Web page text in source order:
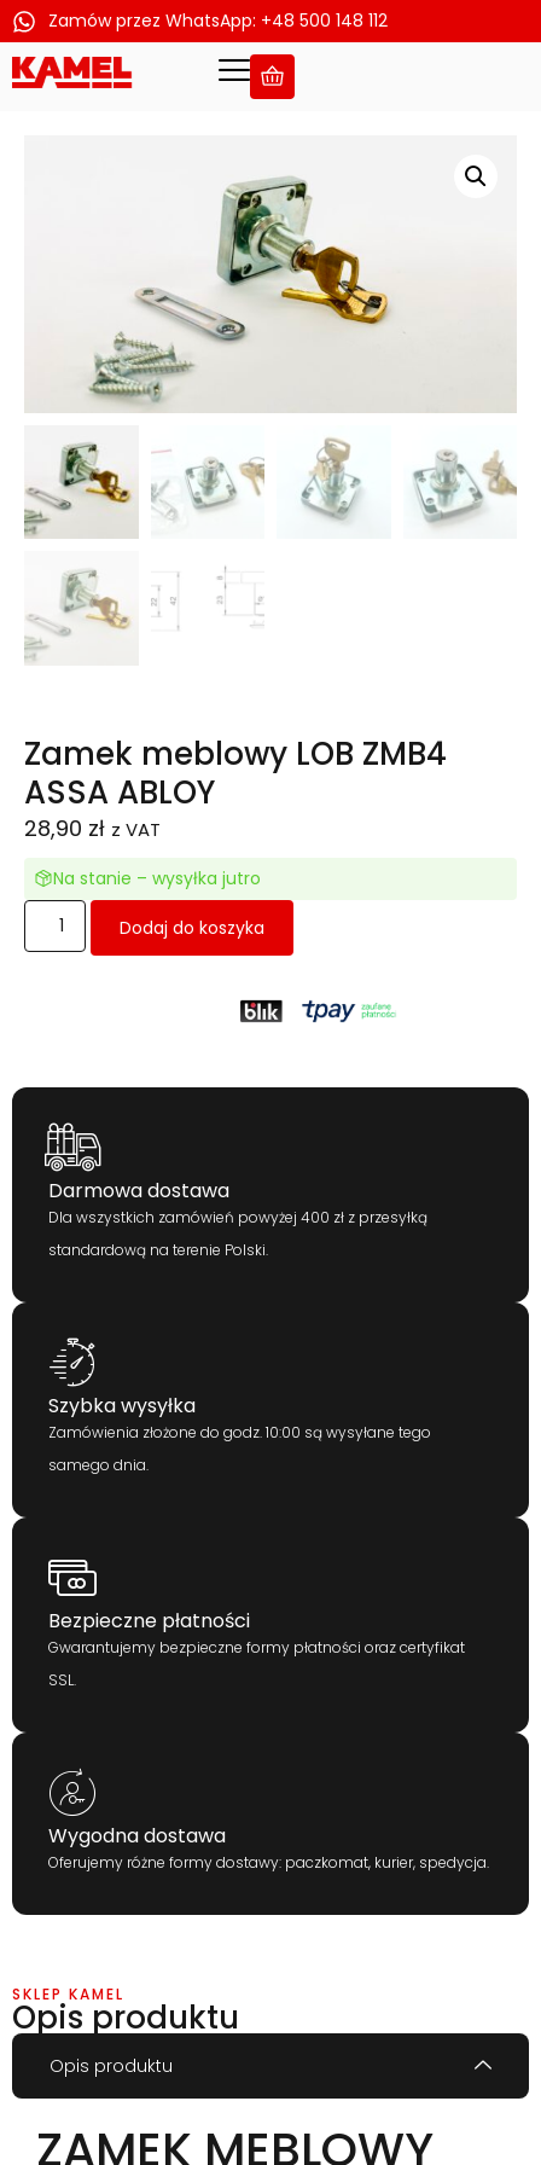
Przejdź
Zamów przez WhatsApp: +48 500 148 112
Zamek meblowy LOB ZMB4
ASSA ABLOY
28,90 zł z VAT
Na stanie – wysyłka jutro
Dodaj do koszyka
Darmowa dostawa
Dla wszystkich zamówień powyżej 400 zł z przesyłką
standardową na terenie Polski.
Szybka wysyłka
Zamówienia złożone do godz. 10:00 są wysyłane tego
samego dnia.
Bezpieczne płatności
Gwarantujemy bezpieczne formy płatności oraz certyfikat
SSL.
Wygodna dostawa
Oferujemy różne formy dostawy: paczkomat, kurier, spedycja.
SKLEP KAMEL
Opis produktu
Opis produktu
ZAMEK MEBLOWY